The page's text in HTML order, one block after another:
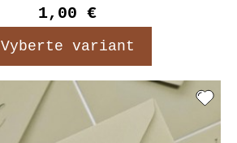
1,00 €
Vyberte variant